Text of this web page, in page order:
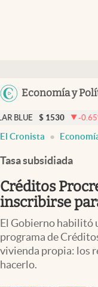
Economía y
Members
Economía y Política
Finanzas y Mercados
Mercados Online
Negocios
Columnistas
Apertura
-0.65 %
El Cronista
Tasa subsidiada
Créditos
inscribirse
El Gobierno habilitó
programa de
vivienda propia: los
hacerlo.